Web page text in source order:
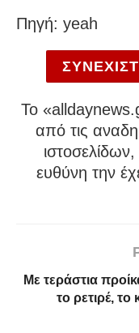
Πηγή: yeah
To
από τις
ευθύνη την
Με τεράστια
το ρετιρέ, το